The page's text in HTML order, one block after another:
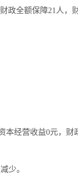
政全额保障21人，
本经营收益0元，
少。